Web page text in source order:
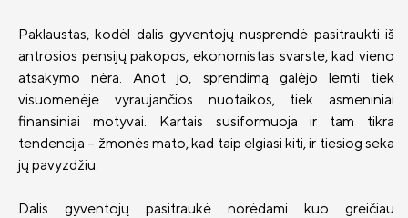
Paklaustas, kodėl dalis gyventojų nusprendė pasitraukti iš
antrosios pensijų pakopos, ekonomistas svarstė, kad vieno
atsakymo nėra. Anot jo, sprendimą galėjo lemti tiek
visuomenėje vyraujančios nuotaikos, tiek asmeniniai
finansiniai motyvai. Kartais susiformuoja ir tam tikra
tendencija – žmonės mato, kad taip elgiasi kiti, ir tiesiog seka
jų pavyzdžiu.
Dalis gyventojų pasitraukė norėdami kuo greičiau